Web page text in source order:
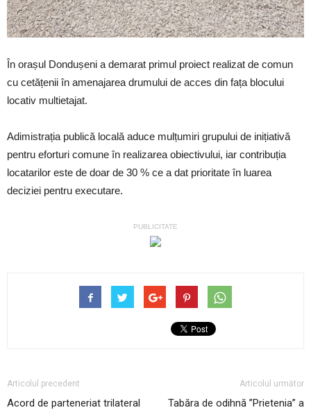
În orașul Dondușeni a demarat primul proiect realizat de comun
cu cetățenii în amenajarea drumului de acces din fața blocului
locativ multietajat.
Adimistrația publică locală aduce mulțumiri grupului de inițiativă
pentru eforturi comune în realizarea obiectivului, iar contribuția
locatarilor este de doar de 30 % ce a dat prioritate în luarea
deciziei pentru executare.
PUBLICITATE
Articolul precedent
Acord de parteneriat trilateral
Articolul următor
Tabăra de odihnă ”Prietenia” a